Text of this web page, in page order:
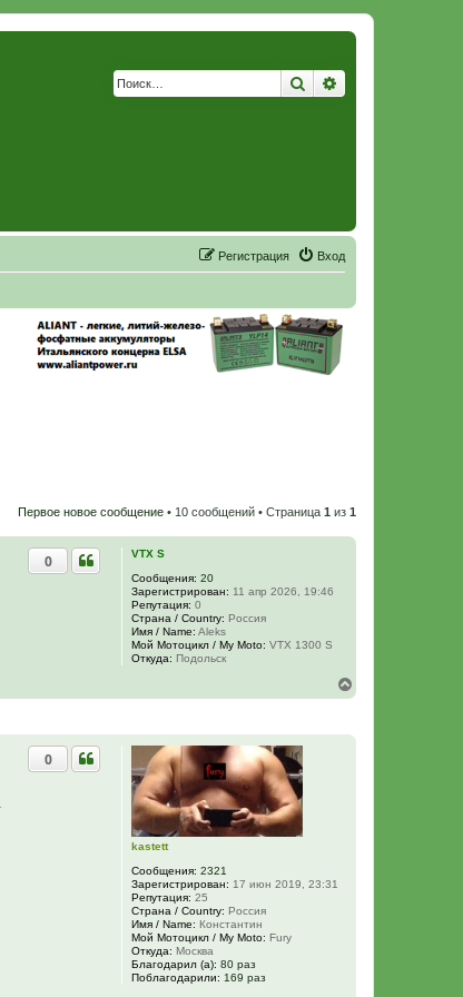
Поиск
Вход
Регистрация
Первое новое сообщение • 10 сообщений • Страница 1 из 1
VTX S
Сообщения: 20
Зарегистрирован: 11 апр 2026, 19:46
Репутация: 0
Страна / Country: Россия
Имя / Name: Aleks
Мой Мотоцикл / My Moto: VTX 1300 S
Откуда: Подольск
0
kastett
Сообщения: 2321
Зарегистрирован: 17 июн 2019, 23:31
Репутация: 25
Страна / Country: Россия
Имя / Name: Константин
Мой Мотоцикл / My Moto: Fury
Откуда: Москва
Благодарил (а): 80 раз
Поблагодарили: 169 раз
0